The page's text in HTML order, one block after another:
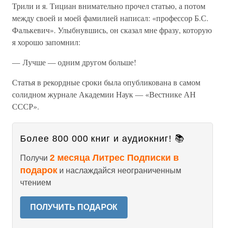
Трили и я. Тициан внимательно прочел статью, а потом
между своей и моей фамилией написал: «профессор Б.С.
Фалькевич». Улыбнувшись, он сказал мне фразу, которую
я хорошо запомнил:
— Лучше — одним другом больше!
Статья в рекордные сроки была опубликована в самом
солидном журнале Академии Наук — «Вестнике АН
СССР».
Более 800 000 книг и аудиокниг! 📚
Получи 2 месяца Литрес Подписки в
подарок и наслаждайся неограниченным
чтением
ПОЛУЧИТЬ ПОДАРОК